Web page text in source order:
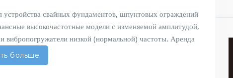
свайных фундаментов, шпунтовых ограждений
высокочастотные модели с изменяемой амплитудой,
вибропогружатели низкой (нормальной) частоты. Аренда
больше